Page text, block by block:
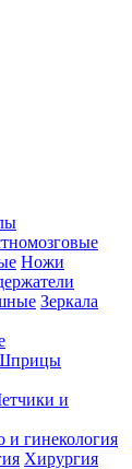
Ножи
Зеркала
и
и гинекология
Хирургия